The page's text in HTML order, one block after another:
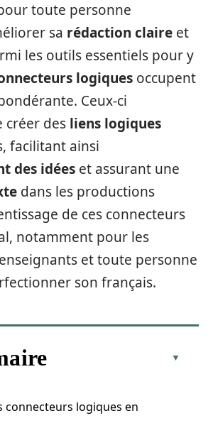
toute personne
sa rédaction claire et
les outils essentiels pour y
logiques occupent
Ceux-ci
créer des liens logiques
facilitant ainsi
des idées et assurant une
dans les productions
de ces connecteurs
notamment pour les
et toute personne
son français.
connecteurs logiques en